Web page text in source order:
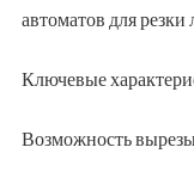
автоматов для резки
Ключевые
Возможность